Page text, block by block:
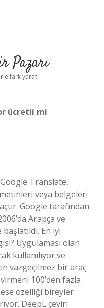
Pazarı
fark yarat!
ücretli mi
Translate,
veya belgeleri
Google tarafından
Arapça ve
En iyi
Uygulaması olan
kullanılıyor ve
vazgeçilmez bir araç
100’den fazla
özelliği bireyler
DeepL çeviri